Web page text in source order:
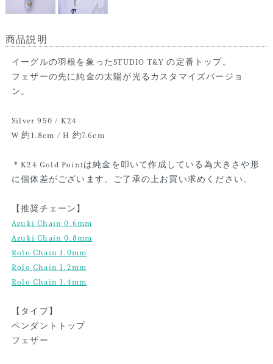
商品説明
イーグルの羽根を象ったSTUDIO T&Y の定番トップ。
フェザーの先に純金の太陽が光るカスタマイズバージョ
ン。
Silver 950 / K24
W 約1.8cm / H 約7.6cm
＊K24 Gold Pointは純金を叩いて作成している為大きさや形
に個体差がございます。ご了承の上お買い求めください。
【推奨チェーン】
Azuki Chain 0.6mm
Azuki Chain 0.8mm
Rolo Chain 1.0mm
Rolo Chain 1.2mm
Rolo Chain 1.4mm
【タイプ】
ペンダントトップ
フェザー